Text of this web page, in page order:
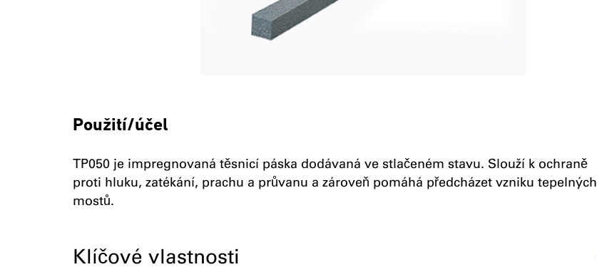
Použití/účel
TP050 je impregnovaná těsnicí páska dodávaná ve stlačeném stavu. Slouží k ochraně
proti hluku, zatékání, prachu a průvanu a zároveň pomáhá předcházet vzniku tepelných
mostů.
Klíčové vlastnosti